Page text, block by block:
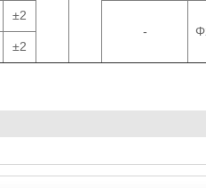
±2
-
±2